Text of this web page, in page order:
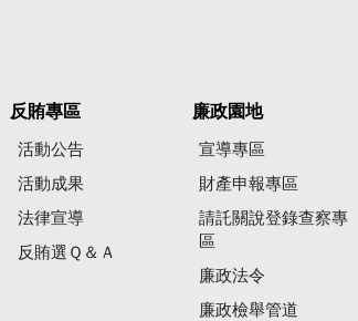
反賄專區
活動公告
活動成果
法律宣導
反賄選Ｑ＆Ａ
廉政園地
宣導專區
財產申報專區
請託關說登錄查察專
區
廉政法令
廉政檢舉管道